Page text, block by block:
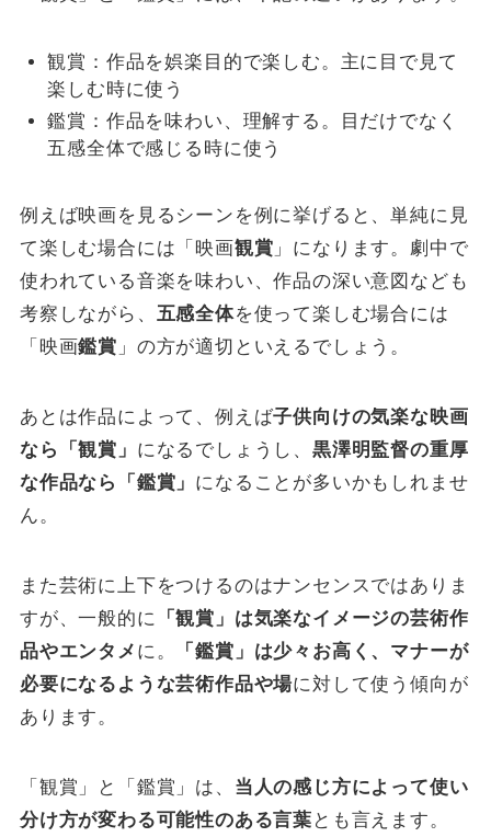
観賞：作品を娯楽目的で楽しむ。主に目で見て
楽しむ時に使う
鑑賞：作品を味わい、理解する。目だけでなく
五感全体で感じる時に使う
例えば映画を見るシーンを例に挙げると、単純に見
て楽しむ場合には「映画観賞 」になります。劇中で
使われている音楽を味わい、作品の深い意図なども
考察しながら、 五感全体を使って楽しむ場合には
「映画鑑賞 」の方が適切といえるでしょう。
あとは作品によって、例えば子供向けの気楽な映画
なら「観賞」 になるでしょうし、黒澤明監督の重厚
な作品なら「鑑賞」 になることが多いかもしれませ
ん。
また芸術に上下をつけるのはナンセンスではありま
すが、一般的に 「観賞」は気楽なイメージの芸術作
品やエンタメ に。
「鑑賞」は少々お高く、マナーが
必要になるような芸術作品や場に対して使う傾向が
あります。
「観賞」と「鑑賞」は、 当人の感じ方によって使い
分け方が変わる可能性のある言葉 とも言えます。